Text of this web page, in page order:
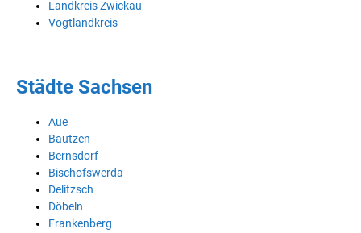
Landkreis Zwickau
Vogtlandkreis
Städte Sachsen
Aue
Bautzen
Bernsdorf
Bischofswerda
Delitzsch
Döbeln
Frankenberg